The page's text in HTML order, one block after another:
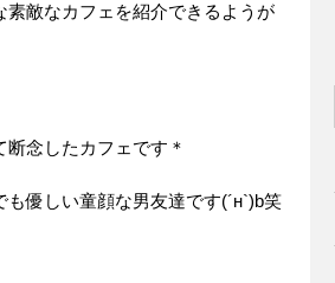
敵なカフェを紹介できるようが
念したカフェです＊
優しい童顔な男友達です(´н`)b笑